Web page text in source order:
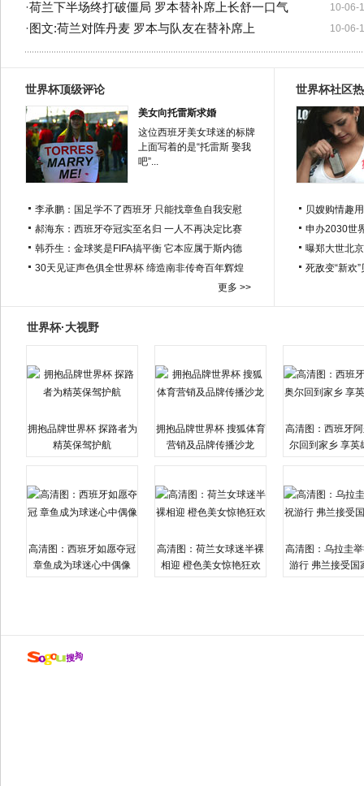
10-06-
·荷兰下半场终打破僵局 罗本替补席上长舒一口气
10-06-
· 图文:荷兰对阵丹麦 罗本与队友在替补席上
世界杯顶级评论
美女向托雷斯求婚
这位西班牙美女球迷的标牌
上面写着的是“托雷斯 娶我
吧”...
李承鹏：国足学不了西班牙 只能找章鱼自我安慰
郝海东：西班牙夺冠实至名归 一人不再决定比赛
韩乔生：金球奖是FIFA搞平衡 它本应属于斯内德
30天见证声色俱全世界杯 缔造南非传奇百年辉煌
更多 >>
世界杯社区
贝嫂购情趣
申办2030世
曝郑大世北
死敌变“新欢
世界杯·大视野
拥抱品牌世界杯 探路者为
精英保驾护航
拥抱品牌世界杯 搜狐体育
营销及品牌传播沙龙
高清图：西班牙
尔回到家乡 享英
高清图：西班牙如愿夺冠
章鱼成为球迷心中偶像
高清图：荷兰女球迷半裸
相迎 橙色美女惊艳狂欢
高清图：乌拉圭
游行 弗兰接受国